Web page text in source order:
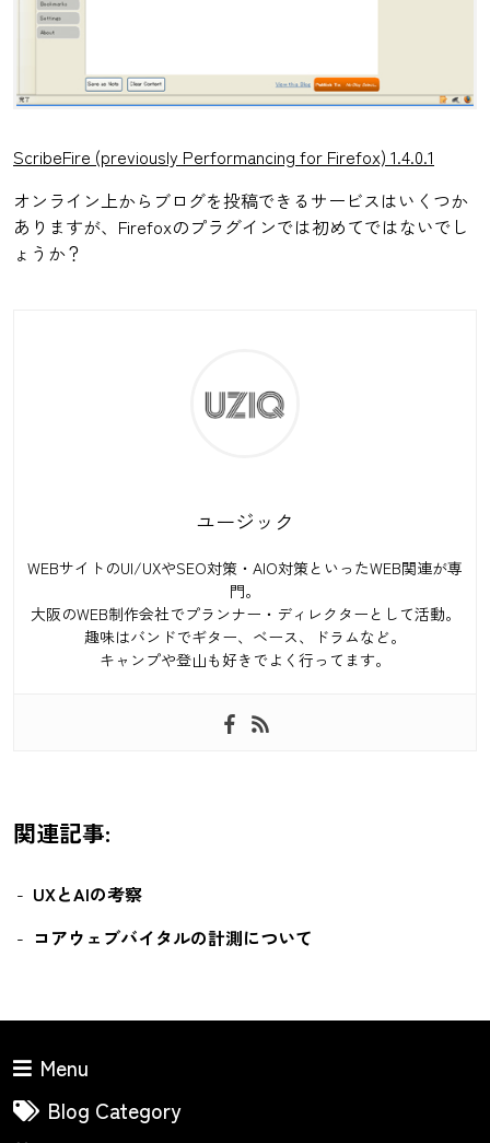
ScribeFire (previously Performancing for Firefox) 1.4.0.1
オンライン上からブログを投稿できるサービスはいくつか
ありますが、Firefoxのプラグインでは初めてではないでし
ょうか？
ユージック
WEBサイトのUI/UXやSEO対策・AIO対策といったWEB関連が専
門。
大阪のWEB制作会社でプランナー・ディレクターとして活動。
趣味はバンドでギター、ベース、ドラムなど。
キャンプや登山も好きでよく行ってます。
関連記事:
UXとAIの考察
コアウェブバイタルの計測について
Menu
Blog Category